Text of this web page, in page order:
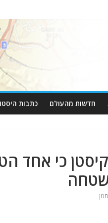
חדשות מהעולם כתבות
כי אחד